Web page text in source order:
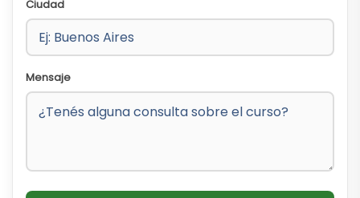
Ciudad
Mensaje